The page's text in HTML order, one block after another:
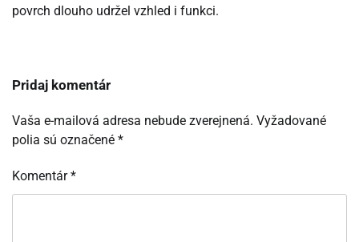
povrch dlouho udržel vzhled i funkci.
Pridaj komentár
Vaša e-mailová adresa nebude zverejnená. Vyžadované
polia sú označené *
Komentár*